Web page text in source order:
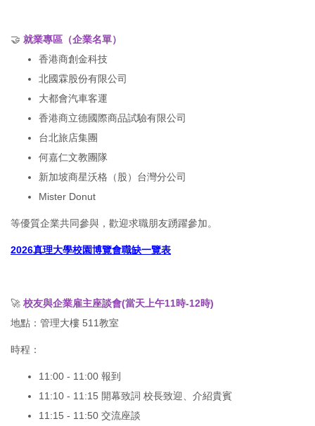
🤝 就業專區（企業名單）
香港商創金科技
北國霖股份有限公司
大都會汽車客運
香港商立德國際商品試驗有限公司
台北旅店集團
何嘉仁文教團隊
新加坡商星沃格（股）台灣分公司
Mister Donut
等優質企業共同參與，歡迎求職朋友踴躍參加。
2026真理大學校園博覽會職缺一覽表
🚀 校友與企業雇主座談會(當天上午11時-12時)
地點：管理大樓 511教室
時程：
11:00 - 11:00 報到
11:10 - 11:15 開幕致詞 校長致迎、介紹貴賓
11:15 - 11:50 交流座談